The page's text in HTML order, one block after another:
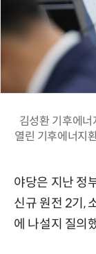
김성환 기후에
열린 기후에너지
야당은 지난 정
신규 원전 2기,
에 나설지 질의